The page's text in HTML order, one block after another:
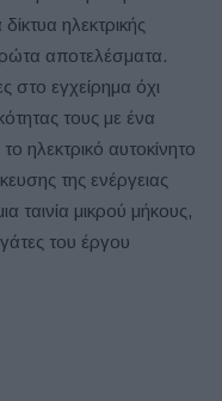
ηλεκτρικής
αποτελέσματα.
στο εγχείρημα όχι
τους με ένα
ηλεκτρικό αυτοκίνητο
της ενέργειας
ταινία μικρού μήκους,
του έργου